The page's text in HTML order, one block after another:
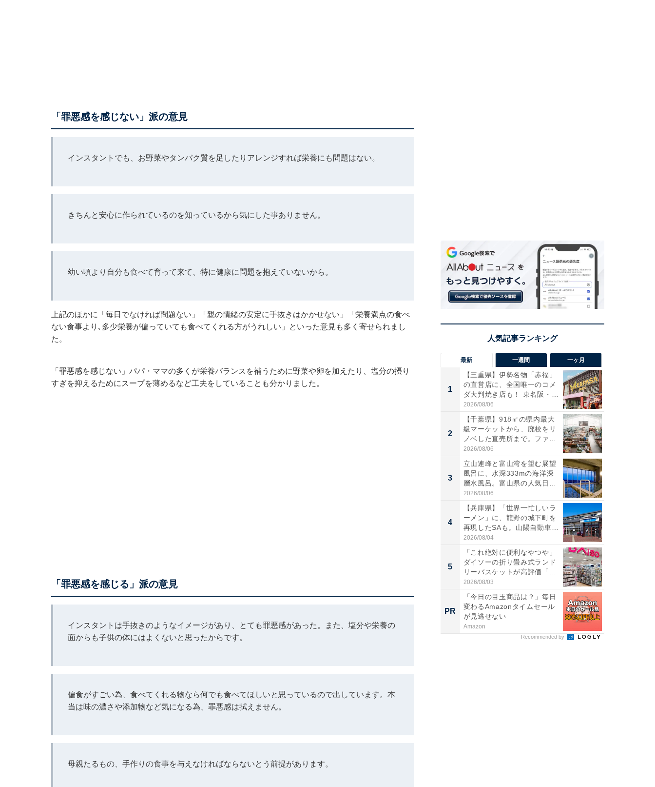
「罪悪感を感じない」派の意見
インスタントでも、お野菜やタンパク質を足したりアレンジすれば栄養にも問題はない。
きちんと安心に作られているのを知っているから気にした事ありません。
幼い頃より自分も食べて育って来て、特に健康に問題を抱えていないから。
上記のほかに「毎日でなければ問題ない」「親の情緒の安定に手抜きはかかせない」「栄養満点の食べ
ない食事より､多少栄養が偏っていても食べてくれる方がうれしい」といった意見も多く寄せられまし
た。
「罪悪感を感じない」パパ・ママの多くが栄養バランスを補うために野菜や卵を加えたり、塩分の摂り
すぎを抑えるためにスープを薄めるなど工夫をしていることも分かりました。
「罪悪感を感じる」派の意見
インスタントは手抜きのようなイメージがあり、とても罪悪感があった。また、塩分や栄養の
面からも子供の体にはよくないと思ったからです。
偏食がすごい為、食べてくれる物なら何でも食べてほしいと思っているので出しています。本
当は味の濃さや添加物など気になる為、罪悪感は拭えません。
母親たるもの、手作りの食事を与えなければならないとう前提があります。
最新 一週間 一ヶ月
1
【三重県】伊勢名物「赤福」
の直営店に、全国唯一のコメ
ダ大判焼き店も！ 東名阪・
伊...
2026/08/06
2
【千葉県】918㎡の県内最大
級マーケットから、廃校をリ
ノベした直売所まで。ファ
ー...
2026/08/06
3
立山連峰と富山湾を望む展望
風呂に、水深333mの海洋深
層水風呂。富山県の人気日
帰...
2026/08/06
4
【兵庫県】「世界一忙しいラ
ーメン」に、龍野の城下町を
再現したSAも。山陽自動車
道...
2026/08/04
5
「これ絶対に便利なやつや」
ダイソーの折り畳み式ランド
リーバスケットが高評価「使
わ...
2026/08/03
PR
「今日の目玉商品は？」毎日
変わるAmazonタイムセール
が見逃せない
Amazon
Recommended by